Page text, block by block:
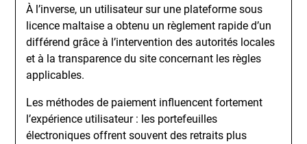
À l’inverse, un utilisateur sur une plateforme sous
licence maltaise a obtenu un règlement rapide d’un
différend grâce à l’intervention des autorités locales
et à la transparence du site concernant les règles
applicables.
Les méthodes de paiement influencent fortement
l’expérience utilisateur : les portefeuilles
électroniques offrent souvent des retraits plus